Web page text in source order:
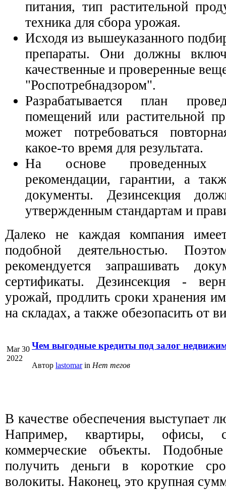
питания, тип растительной
техника для сбора урожая.
Исходя из вышеуказанного
препараты. Они должны
качественные и проверенные
"Роспотребнадзором".
Разрабатывается план
помещений или растительной
может потребоваться
какое-то время для результата.
На основе проведенных
рекомендации, гарантии, а
документы. Дезинсекция
утвержденным стандартам и
Далеко не каждая компания
подобной деятельностью.
рекомендуется запрашивать
сертификаты. Дезинсекция -
урожай, продлить сроки хранения
на складах, а также обезопасить от
Mar 30
2022
Чем выгодные кредиты под залог
Автор lastomarin Нет тегов
В качестве обеспечения выступает
Например, квартиры, офисы,
коммерческие объекты.
получить деньги в короткие
волокиты. Наконец, это крупная